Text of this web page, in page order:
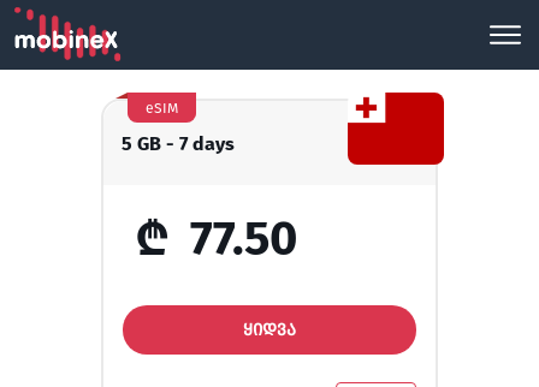
5 GB - 7 days
eSIM
₾ 77.50
ᲧᲘᲓᲕᲐ